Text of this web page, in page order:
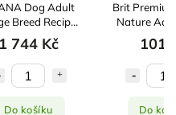
Dog Adult
Breed Recipe
11,4kg
1 744 Kč
Do košíku
Brit
Nature
101
Do